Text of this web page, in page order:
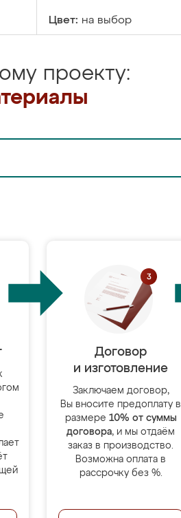
Цвет: на выбор
проекту:
Договор
и изготовление
Заключаем договор,
Вы вносите предоплату в
размере 10% от суммы
договора, и мы отдаём
заказ в производство.
Возможна оплата в
рассрочку без %.